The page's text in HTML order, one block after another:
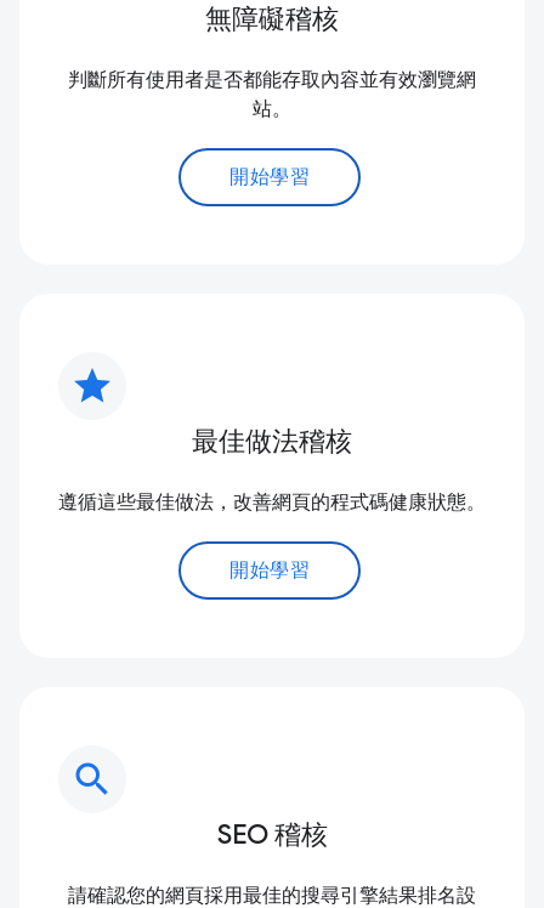
無障礙稽核
判斷所有使用者是否都能存取內容並有效瀏覽網
站。
開始學習
star
最佳做法稽核
遵循這些最佳做法，改善網頁的程式碼健康狀態。
開始學習
search
SEO 稽核
請確認您的網頁採用最佳的搜尋引擎結果排名設